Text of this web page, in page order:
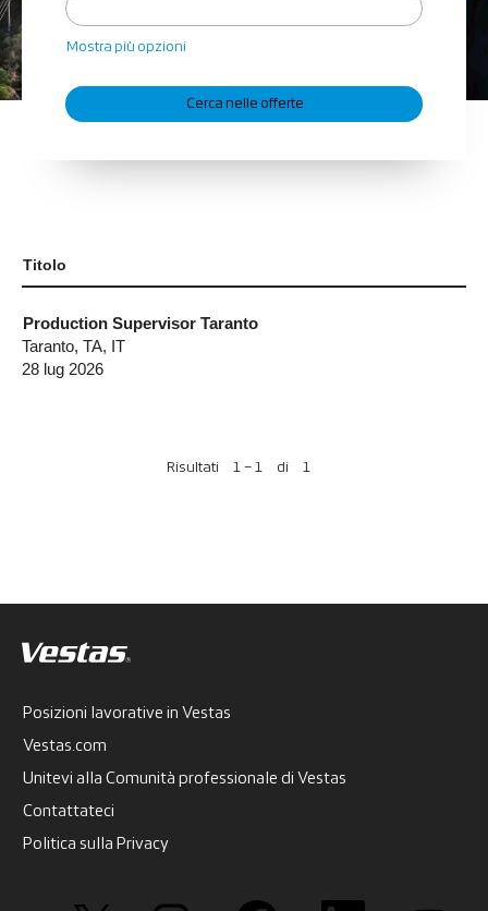
Mostra più opzioni
Titolo
Production Supervisor Taranto
Taranto, TA, IT
28 lug 2026
Risultati 1 – 1 di 1
Posizioni lavorative in Vestas
Vestas.com
Unitevi alla Comunità professionale di Vestas
Contattateci
Politica sulla Privacy
S